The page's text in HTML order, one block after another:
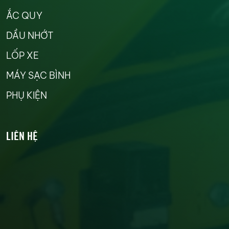
ẮC QUY
DẦU NHỚT
LỐP XE
MÁY SẠC BÌNH
PHỤ KIỆN
LIÊN HỆ